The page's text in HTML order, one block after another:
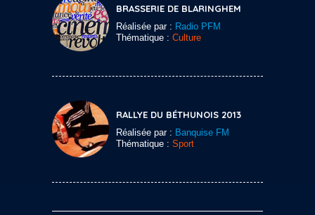
BRASSERIE DE BLARINGHEM
Réalisée par : Radio PFM
Thématique : Culture
RALLYE DU BÉTHUNOIS 2013
Réalisée par : Banquise FM
Thématique : Sport